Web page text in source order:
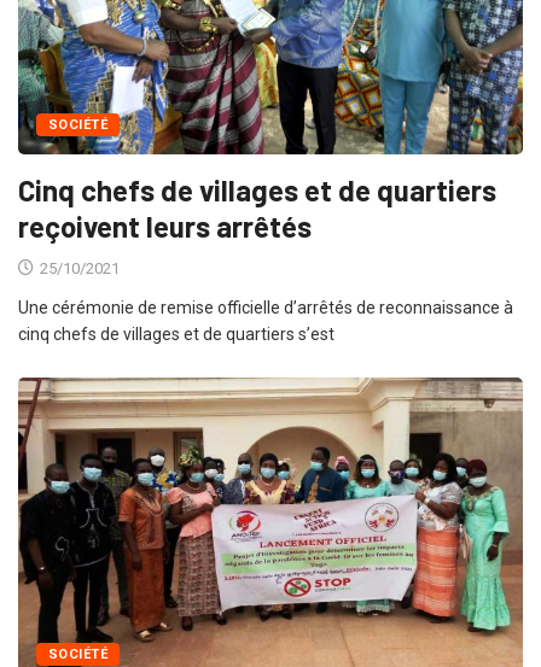
SOCIÉTÉ
Cinq chefs de villages et de quartiers
reçoivent leurs arrêtés
25/10/2021
Une cérémonie de remise officielle d’arrêtés de reconnaissance à
cinq chefs de villages et de quartiers s’est
SOCIÉTÉ